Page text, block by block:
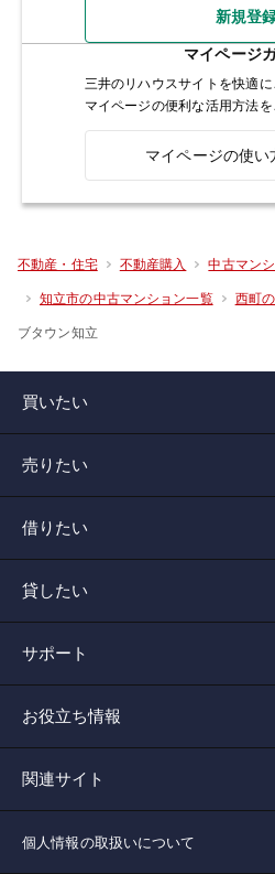
新規登
マイページ
三井のリハウスサイトを快適
マイページの便利な活用方法を
マイページの使い
不動産・住宅 不動産購入 中古マン
知立市の中古マンション一覧 西町
ブタウン知立
買いたい
売りたい
借りたい
貸したい
サポート
お役立ち情報
関連サイト
個人情報の取扱いについて